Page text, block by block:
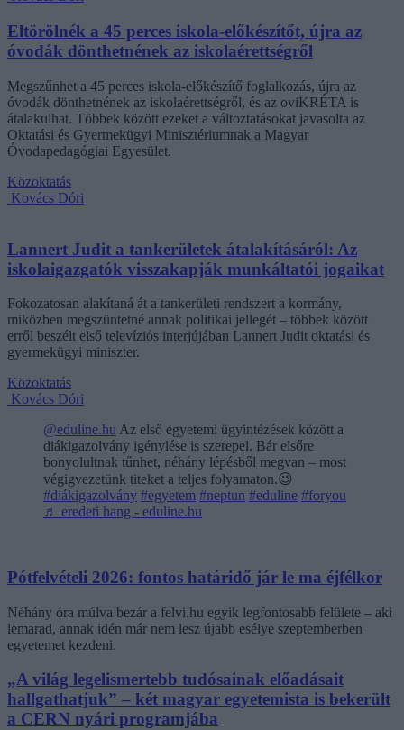
Eltörölnék a 45 perces iskola-előkészítőt, újra az
óvodák dönthetnének az iskolaérettségről
Megszűnhet a 45 perces iskola-előkészítő foglalkozás, újra az
óvodák dönthetnének az iskolaérettségről, és az oviKRÉTA is
átalakulhat. Többek között ezeket a változtatásokat javasolta az
Oktatási és Gyermekügyi Minisztériumnak a Magyar
Óvodapedagógiai Egyesület.
Közoktatás
Kovács Dóri
Lannert Judit a tankerületek átalakításáról: Az
iskolaigazgatók visszakapják munkáltatói jogaikat
Fokozatosan alakítaná át a tankerületi rendszert a kormány,
miközben megszüntetné annak politikai jellegét – többek között
erről beszélt első televíziós interjújában Lannert Judit oktatási és
gyermekügyi miniszter.
Közoktatás
Kovács Dóri
@eduline.hu Az első egyetemi ügyintézések között a
diákigazolvány igénylése is szerepel. Bár elsőre
bonyolultnak tűnhet, néhány lépésből megvan – most
végigvezetünk titeket a teljes folyamaton.😉
#diákigazolvány #egyetem #neptun #eduline #foryou
♬ eredeti hang - eduline.hu
Pótfelvételi 2026: fontos határidő jár le ma éjfélkor
Néhány óra múlva bezár a felvi.hu egyik legfontosabb felülete – aki
lemarad, annak idén már nem lesz újabb esélye szeptemberben
egyetemet kezdeni.
„A világ legelismertebb tudósainak előadásait
hallgathatjuk” – két magyar egyetemista is bekerült
a CERN nyári programjába